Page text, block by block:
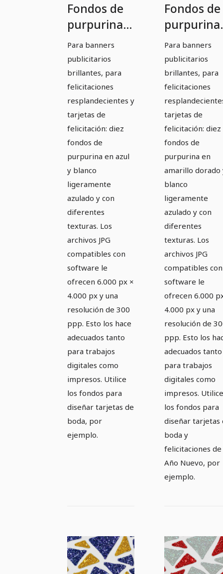
Fondos de
purpurina
en azul y
blanco
ligeramente
azulado
Para banners
publicitarios
brillantes, para
felicitaciones
resplandecientes y
tarjetas de
felicitación: diez
fondos de
purpurina en azul
y blanco
ligeramente
azulado y con
diferentes
texturas. Los
archivos JPG
compatibles con
software le
ofrecen 6.000 px ×
4.000 px y una
resolución de 300
ppp. Esto los hace
adecuados tanto
para trabajos
digitales como
impresos. Utilice
los fondos para
diseñar tarjetas de
boda, por
ejemplo.
Fondos de
purpurina
en
dorado y
blanco
azulado
Para banners
publicitarios
brillantes, para
felicitaciones
tarjetas de
felicitación: diez
fondos de
purpurina en
amarillo dorado
blanco
ligeramente
azulado y con
diferentes
texturas. Los
archivos JPG
compatibles con
software le
ofrecen 6.000
4.000 px y una
resolución de
ppp. Esto los
adecuados tanto
para trabajos
digitales como
impresos. Utilice
los fondos para
diseñar tarjetas
boda y
felicitaciones de
Año Nuevo, por
ejemplo.